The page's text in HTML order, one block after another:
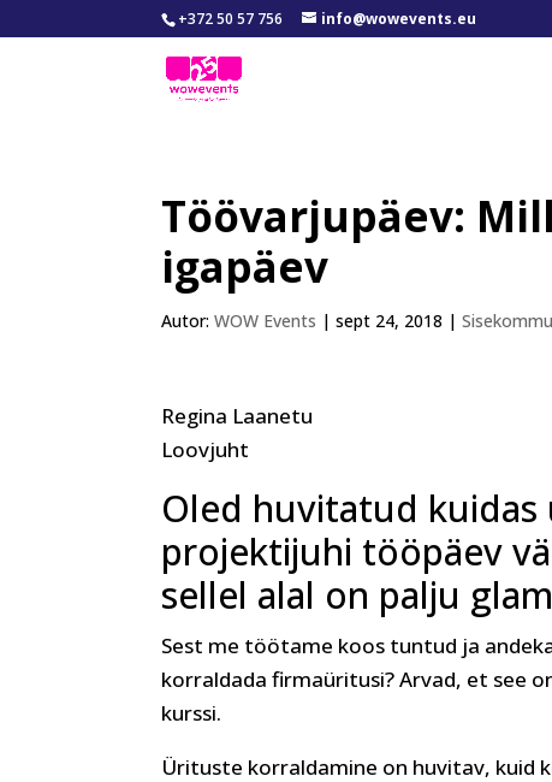
+372 50 57 756 info@wowevents.eu
Töövarjupäev:
igapäev
Autor:WOW Events |sept 24, 2018 |
Regina Laanetu
Loovjuht
Oled huvitatud
projektijuhi tööpäev
sellel alal on palju
Sest me töötame koos tuntud ja
korraldada firmaüritusi? Arvad, et see
kurssi.
Ürituste korraldamine on huvitav, kuid